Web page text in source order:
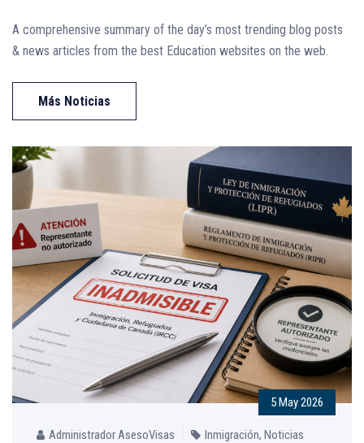
A comprehensive summary of the day’s most trending blog posts
& news articles from the best Education websites on the web.
Más Noticias
5 May 2026
Administrador AsesoVisas Inmigración, Noticias